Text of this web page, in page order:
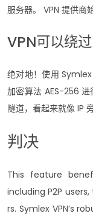
服务器。 VPN 提供商
VPN可以绕过
绝对地！使用
加密算法 AES-256
隧道，看起来就像 IP
判决
This fe­ature
including P2P
rs. Symlex VPN’s